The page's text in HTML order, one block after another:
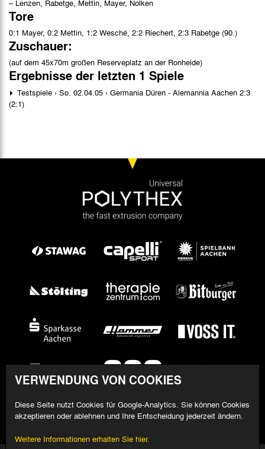
– Lenzen, Rabetge, Mettin, Mayer, Nolken
Tore
0:1 Mayer, 0:2 Mettin, 1:2 Wesché, 2:2 Riechert, 2:3 Rabetge (90.)
Zuschauer:
(auf dem 45x70m großen Reserveplatz an der Ronheide)
Ergebnisse der letzten 1 Spiele
Testspiele › So. 02.04.05 › Germania Düren - Alemannia Aachen 2:3
(2:1)
VERWENDUNG VON COOKIES
Diese Seite nutzt Cookies für Google-Analytics. Sie können Cookies
akzeptieren oder ablehnen und Ihre Entscheidung jederzeit ändern.
Weitere Informationen erhalten Sie hier.